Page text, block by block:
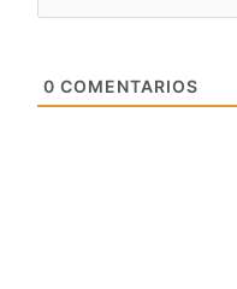
0 COMENTARIOS